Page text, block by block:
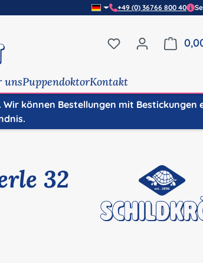
+49 (0) 36766 800 40
Du hast 0
unsPuppendoktorKontakt
können Bestellungen mit Bestickungen
32